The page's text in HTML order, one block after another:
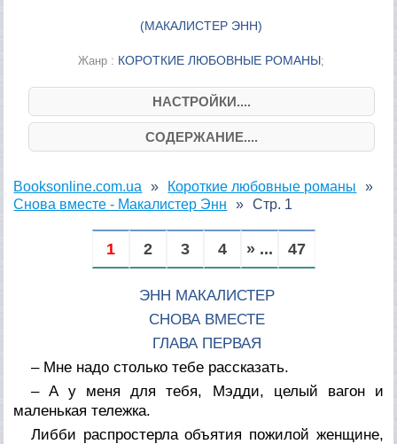
(МАКАЛИСТЕР ЭНН)
Жанр : КОРОТКИЕ ЛЮБОВНЫЕ РОМАНЫ;
НАСТРОЙКИ....
СОДЕРЖАНИЕ....
Booksonline.com.ua
Короткие любовные романы
Снова вместе - Макалистер Энн
Стр. 1
1 2 3 4 » ... 47
ЭНН МАКАЛИСТЕР
СНОВА ВМЕСТЕ
ГЛАВА ПЕРВАЯ
– Мне надо столько тебе рассказать.
– А у меня для тебя, Мэдди, целый вагон и
маленькая тележка.
Либби распростерла объятия пожилой женщине,